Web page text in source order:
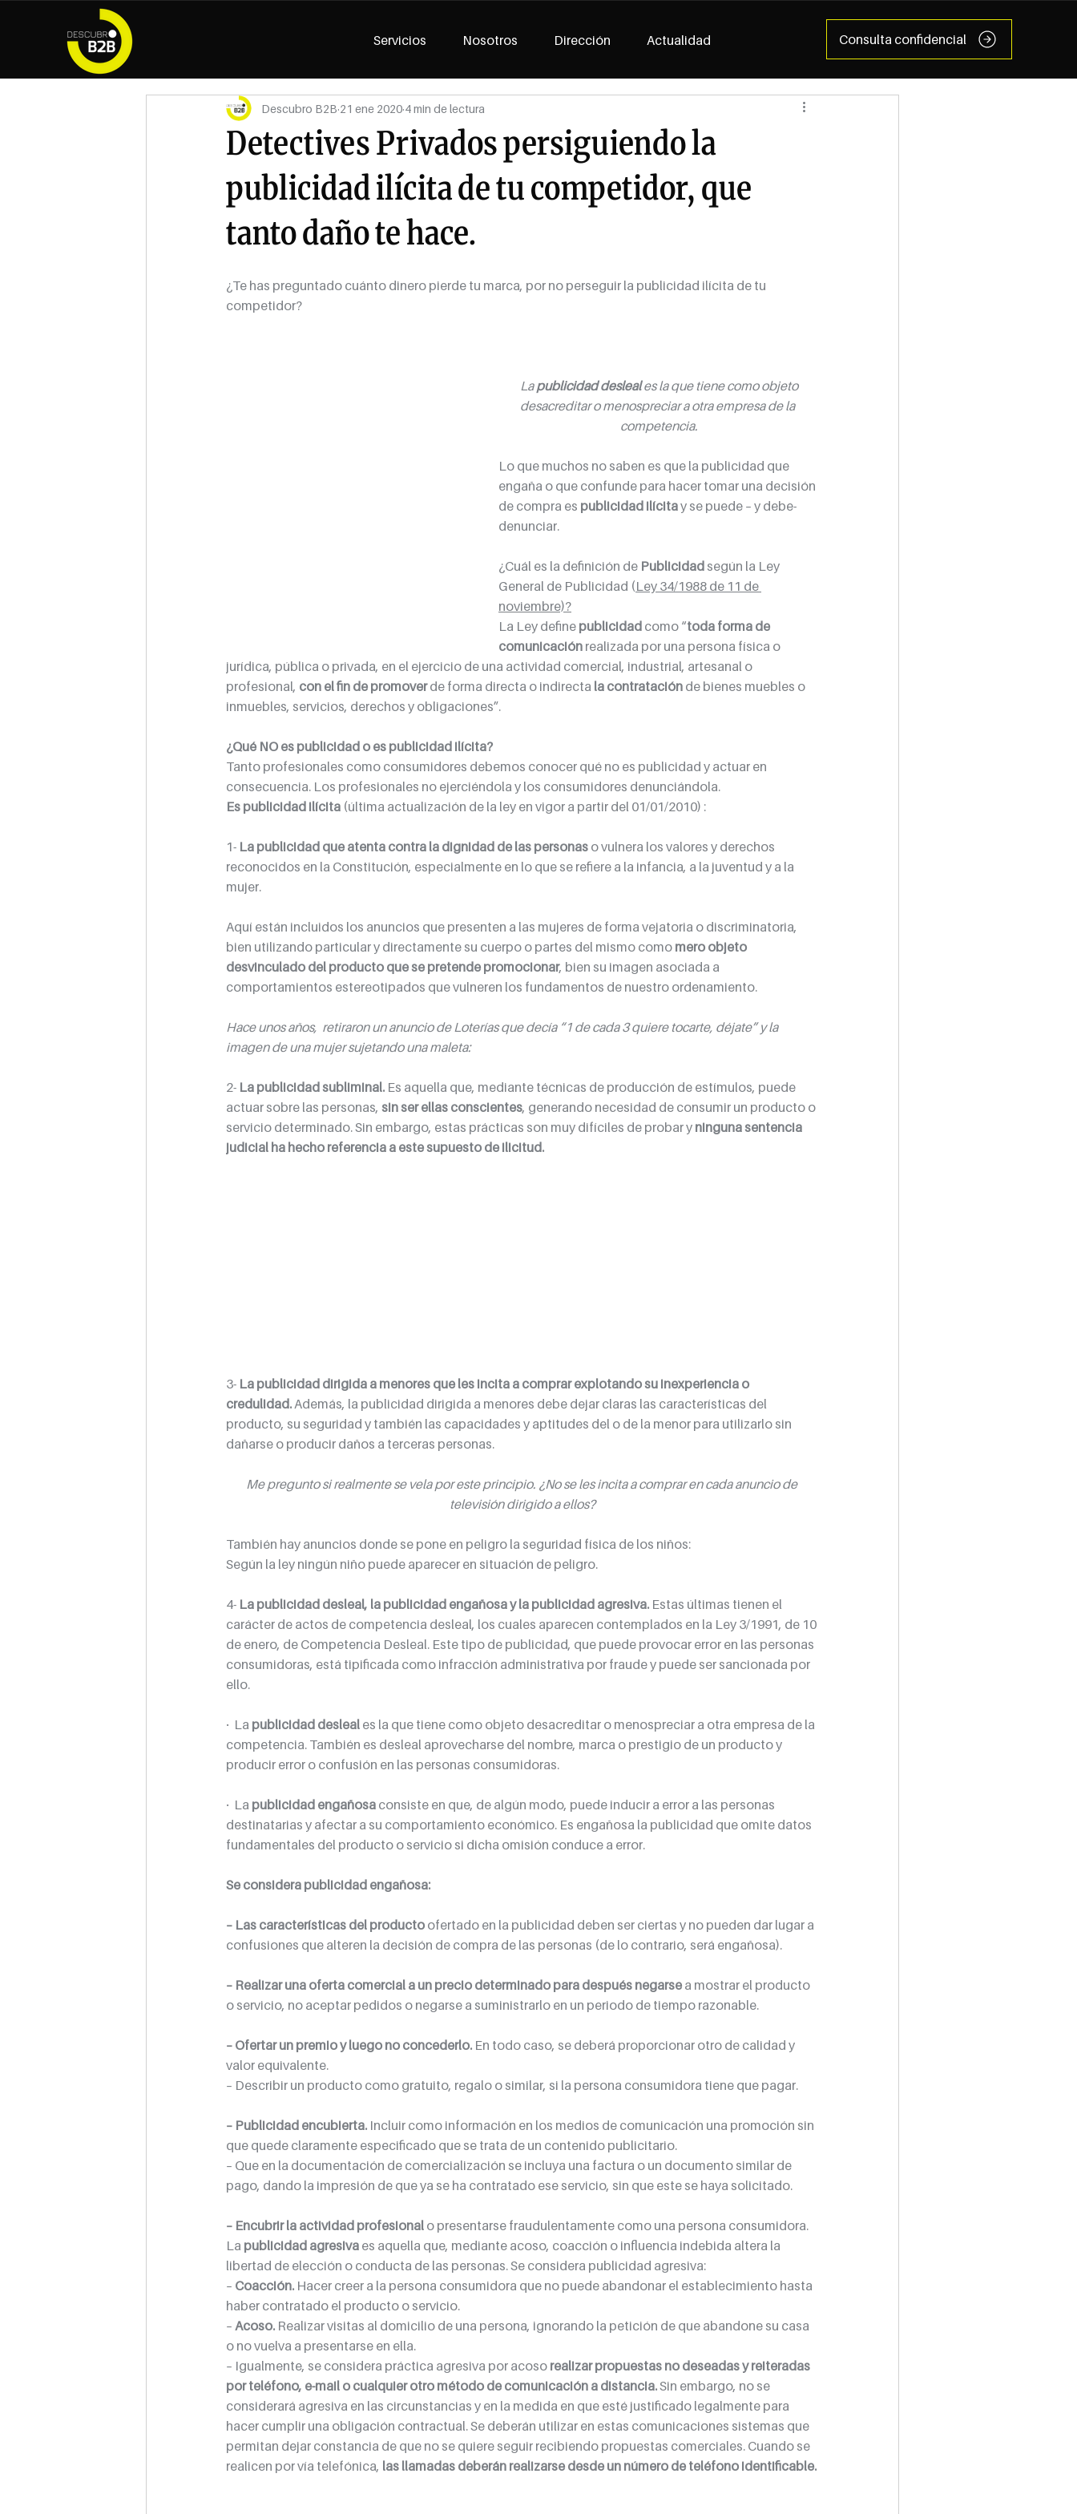
Servicios Nosotros Dirección Actualidad Consulta confidencial
Detectives Privados persiguiendo la
publicidad ilícita de tu competidor, que
tanto daño te hace.
Descubro B2B 21 ene 2020 4 min de lectura
¿Te has preguntado cuánto dinero pierde tu marca, por no perseguir la publicidad ilícita de tu
competidor?
La publicidad desleal es la que tiene como objeto
desacreditar o menospreciar a otra empresa de la
competencia.
Lo que muchos no saben es que la publicidad que
engaña o que confunde para hacer tomar una decisión
de compra es publicidad ilícita y se puede – y debe-
denunciar.
¿Cuál es la definición de Publicidad según la Ley
General de Publicidad (Ley 34/1988 de 11 de
noviembre)?
La Ley define publicidad como “toda forma de
comunicación realizada por una persona física o
jurídica, pública o privada, en el ejercicio de una actividad comercial, industrial, artesanal o
profesional, con el fin de promover de forma directa o indirecta la contratación de bienes muebles o
inmuebles, servicios, derechos y obligaciones”.
¿Qué NO es publicidad o es publicidad ilícita?
Tanto profesionales como consumidores debemos conocer qué no es publicidad y actuar en
consecuencia. Los profesionales no ejerciéndola y los consumidores denunciándola.
Es publicidad ilícita (última actualización de la ley en vigor a partir del 01/01/2010) :
1- La publicidad que atenta contra la dignidad de las personas o vulnera los valores y derechos
reconocidos en la Constitución, especialmente en lo que se refiere a la infancia, a la juventud y a la
mujer.
Aquí están incluidos los anuncios que presenten a las mujeres de forma vejatoria o discriminatoria,
bien utilizando particular y directamente su cuerpo o partes del mismo como mero objeto
desvinculado del producto que se pretende promocionar, bien su imagen asociada a
comportamientos estereotipados que vulneren los fundamentos de nuestro ordenamiento.
Hace unos años,  retiraron un anuncio de Loterías que decía “1 de cada 3 quiere tocarte, déjate” y la
imagen de una mujer sujetando una maleta:
2- La publicidad subliminal. Es aquella que, mediante técnicas de producción de estímulos, puede
actuar sobre las personas, sin ser ellas conscientes, generando necesidad de consumir un producto o
servicio determinado. Sin embargo, estas prácticas son muy difíciles de probar y ninguna sentencia
judicial ha hecho referencia a este supuesto de ilicitud.
3- La publicidad dirigida a menores que les incita a comprar explotando su inexperiencia o
credulidad. Además, la publicidad dirigida a menores debe dejar claras las características del
producto, su seguridad y también las capacidades y aptitudes del o de la menor para utilizarlo sin
dañarse o producir daños a terceras personas.
Me pregunto si realmente se vela por este principio. ¿No se les incita a comprar en cada anuncio de
televisión dirigido a ellos?
También hay anuncios donde se pone en peligro la seguridad física de los niños:
Según la ley ningún niño puede aparecer en situación de peligro.
4- La publicidad desleal, la publicidad engañosa y la publicidad agresiva. Estas últimas tienen el
carácter de actos de competencia desleal, los cuales aparecen contemplados en la Ley 3/1991, de 10
de enero, de Competencia Desleal. Este tipo de publicidad, que puede provocar error en las personas
consumidoras, está tipificada como infracción administrativa por fraude y puede ser sancionada por
ello.
·  La publicidad desleal es la que tiene como objeto desacreditar o menospreciar a otra empresa de la
competencia. También es desleal aprovecharse del nombre, marca o prestigio de un producto y
producir error o confusión en las personas consumidoras.
·  La publicidad engañosa consiste en que, de algún modo, puede inducir a error a las personas
destinatarias y afectar a su comportamiento económico. Es engañosa la publicidad que omite datos
fundamentales del producto o servicio si dicha omisión conduce a error.
Se considera publicidad engañosa:
– Las características del producto ofertado en la publicidad deben ser ciertas y no pueden dar lugar a
confusiones que alteren la decisión de compra de las personas (de lo contrario, será engañosa).
– Realizar una oferta comercial a un precio determinado para después negarse a mostrar el producto
o servicio, no aceptar pedidos o negarse a suministrarlo en un periodo de tiempo razonable.
– Ofertar un premio y luego no concederlo. En todo caso, se deberá proporcionar otro de calidad y
valor equivalente.
– Describir un producto como gratuito, regalo o similar, si la persona consumidora tiene que pagar.
– Publicidad encubierta. Incluir como información en los medios de comunicación una promoción sin
que quede claramente especificado que se trata de un contenido publicitario.
– Que en la documentación de comercialización se incluya una factura o un documento similar de
pago, dando la impresión de que ya se ha contratado ese servicio, sin que este se haya solicitado.
– Encubrir la actividad profesional o presentarse fraudulentamente como una persona consumidora.
La publicidad agresiva es aquella que, mediante acoso, coacción o influencia indebida altera la
libertad de elección o conducta de las personas. Se considera publicidad agresiva:
– Coacción. Hacer creer a la persona consumidora que no puede abandonar el establecimiento hasta
haber contratado el producto o servicio.
– Acoso. Realizar visitas al domicilio de una persona, ignorando la petición de que abandone su casa
o no vuelva a presentarse en ella.
– Igualmente, se considera práctica agresiva por acoso realizar propuestas no deseadas y reiteradas
por teléfono, e-mail o cualquier otro método de comunicación a distancia. Sin embargo, no se
considerará agresiva en las circunstancias y en la medida en que esté justificado legalmente para
hacer cumplir una obligación contractual. Se deberán utilizar en estas comunicaciones sistemas que
permitan dejar constancia de que no se quiere seguir recibiendo propuestas comerciales. Cuando se
realicen por vía telefónica, las llamadas deberán realizarse desde un número de teléfono identificable.